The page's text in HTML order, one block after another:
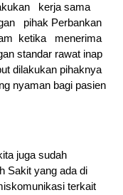
kerja sama
pihak Perbankan
ketika menerima
standar rawat inap
dilakukan pihaknya
nyaman bagi pasien
juga sudah
Sakit yang ada di
terkait